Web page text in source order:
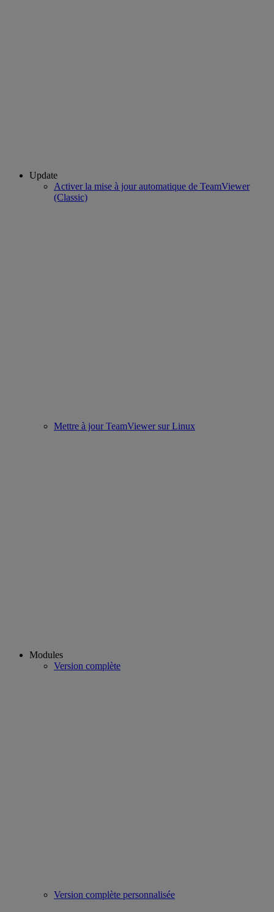
Update
Activer la mise à jour automatique de TeamViewer
(Classic)
Mettre à jour TeamViewer sur Linux
Modules
Version complète
Version complète personnalisée